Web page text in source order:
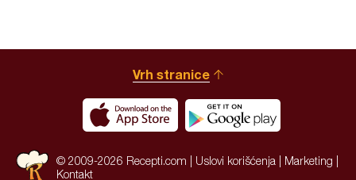
Vrh stranice
© 2009-2026 Recepti.com | Uslovi korišćenja Marketing
Kontakt